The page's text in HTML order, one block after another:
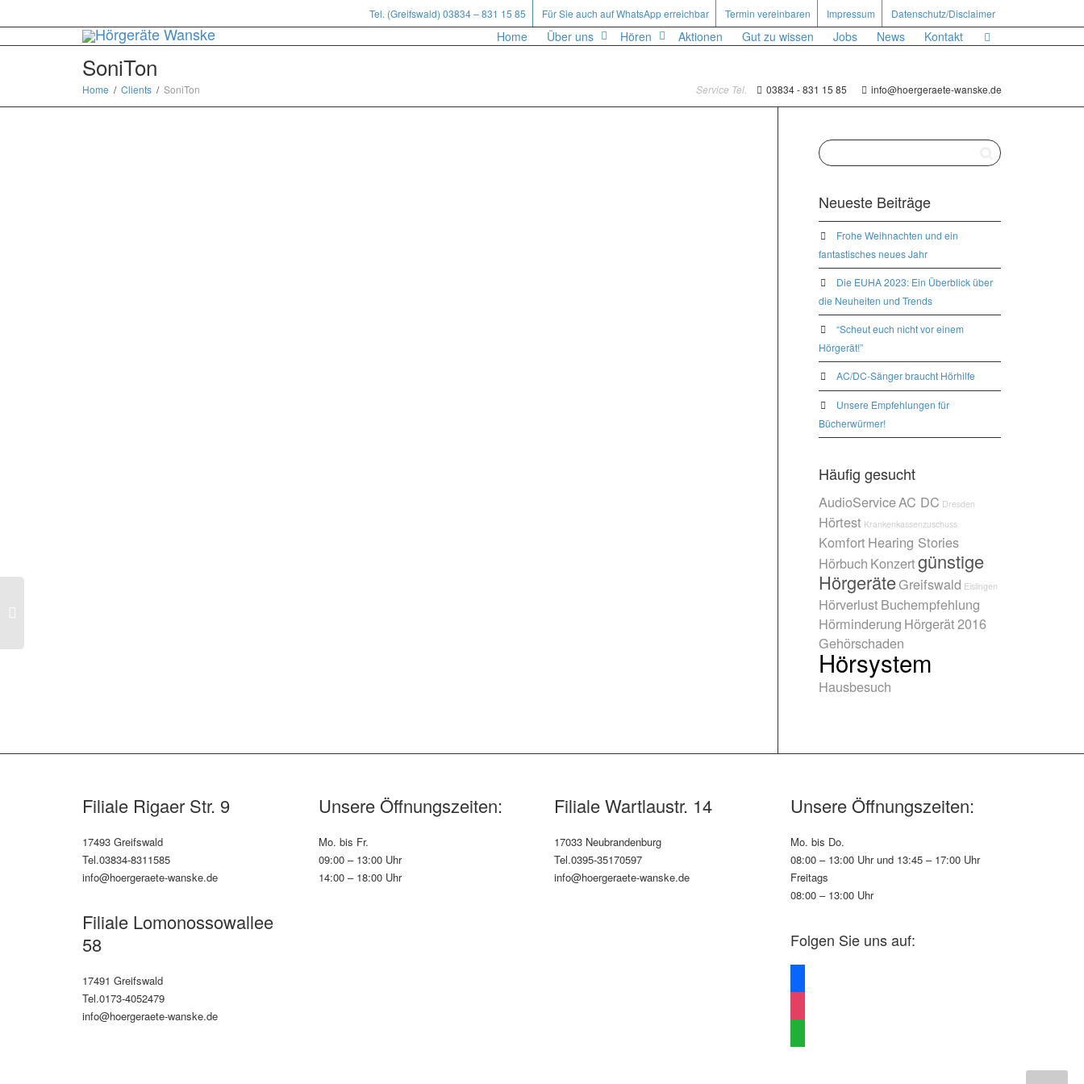
Tel. (Greifswald) 03834 – 831 15 85 Für Sie auch auf WhatsApp erreichbar Termin vereinbaren Impressum Datenschutz/Disclaimer
Home Über uns Hören Aktionen Gut zu wissen Jobs News Kontakt
SoniTon
Home Clients SoniTon Service Tel. 03834 - 831 15 85 info@hoergeraete-wanske.de
Neueste Beiträge
Frohe Weihnachten und ein
fantastisches neues Jahr
Die EUHA 2023: Ein Überblick über
die Neuheiten und Trends
“Scheut euch nicht vor einem
Hörgerät!”
AC/DC-Sänger braucht Hörhilfe
Unsere Empfehlungen für
Bücherwürmer!
Häufig gesucht
AudioServiceAC DC Dresden
Hörtest Krankenkassenzuschuss
Komfort Hearing Stories
Hörbuch Konzertgünstige
HörgeräteGreifswald Eislingen
Hörverlust Buchempfehlung
Hörminderung Hörgerät2016
Gehörschaden
Hörsystem
Hausbesuch
Filiale Rigaer Str. 9
17493 Greifswald
Tel.03834-8311585
info@hoergeraete-wanske.de
Filiale Lomonossowallee
58
17491 Greifswald
Tel.0173-4052479
info@hoergeraete-wanske.de
Unsere Öffnungszeiten:
Mo. bis Fr.
09:00 – 13:00 Uhr
14:00 – 18:00 Uhr
Filiale Wartlaustr. 14
17033 Neubrandenburg
Tel.0395-35170597
info@hoergeraete-wanske.de
Unsere Öffnungszeiten:
Mo. bis Do.
08:00 – 13:00 Uhr und 13:45 – 17:00 Uhr
Freitags
08:00 – 13:00 Uhr
Folgen Sie uns auf:
facebook
instagram
whatsapp